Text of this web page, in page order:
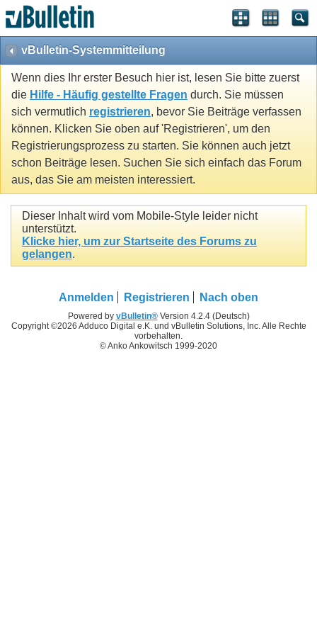
vBulletin-Systemmitteilung
Wenn dies Ihr erster Besuch hier ist, lesen Sie bitte zuerst
die Hilfe - Häufig gestellte Fragen durch. Sie müssen
sich vermutlich registrieren, bevor Sie Beiträge verfassen
können. Klicken Sie oben auf 'Registrieren', um den
Registrierungsprozess zu starten. Sie können auch jetzt
schon Beiträge lesen. Suchen Sie sich einfach das Forum
aus, das Sie am meisten interessiert.
Dieser Inhalt wird vom Mobile-Style leider nicht
unterstützt.
Klicke hier, um zur Startseite des Forums zu
gelangen.
Anmelden Registrieren Nach oben
Powered by vBulletin®Version 4.2.4 (Deutsch)
Copyright ©2026 Adduco Digital e.K. und vBulletin Solutions, Inc. Alle Rechte
vorbehalten.
© Anko Ankowitsch 1999-2020